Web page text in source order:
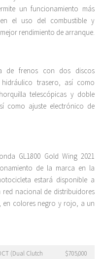
un funcionamiento más
el uso del combustible y
rendimiento de arranque.
de frenos con dos discos
trasero, así como
telescópicas y doble
como ajuste electrónico de
GL1800 Gold Wing 2021
de la marca en la
estará disponible a
nacional de distribuidores
en colores negro y rojo, a un
(Dual Clutch
$705,000